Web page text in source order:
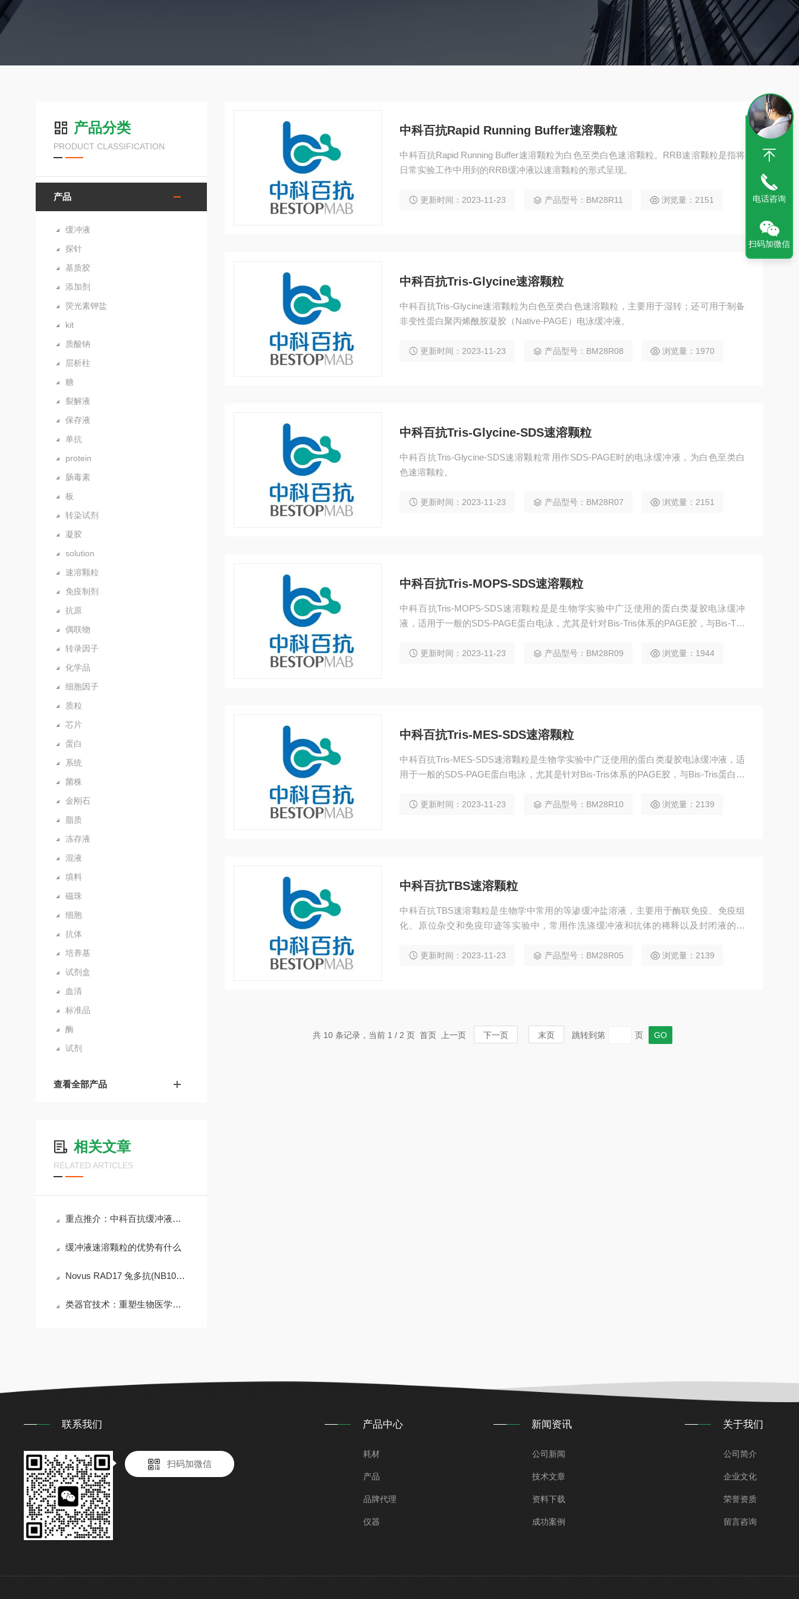
产品分类
PRODUCT CLASSIFICATION
产品
缓冲液
探针
基质胶
添加剂
荧光素钾盐
kit
质酸钠
层析柱
糖
裂解液
保存液
单抗
protein
肠毒素
板
转染试剂
凝胶
solution
速溶颗粒
免疫制剂
抗原
偶联物
转录因子
化学品
细胞因子
质粒
芯片
蛋白
系统
菌株
金刚石
脂质
冻存液
混液
填料
磁珠
细胞
抗体
培养基
试剂盒
血清
标准品
酶
试剂
查看全部产品
相关文章
RELATED ARTICLES
重点推介：中科百抗缓冲液速溶颗粒
缓冲液速溶颗粒的优势有什么
Novus RAD17 兔多抗(NB100-173)现货供应
类器官技术：重塑生物医学研究的“微型器官革命”
中科百抗Rapid Running Buffer速溶颗粒
中科百抗Rapid Running Buffer速溶颗粒为白色至类白色速溶颗粒。RRB速溶颗粒是指将
日常实验工作中用到的RRB缓冲液以速溶颗粒的形式呈现。
更新时间：2023-11-23 产品型号：BM28R11 浏览量：2151
中科百抗Tris-Glycine速溶颗粒
中科百抗Tris-Glycine速溶颗粒为白色至类白色速溶颗粒，主要用于湿转；还可用于制备
非变性蛋白聚丙烯酰胺凝胶（Native-PAGE）电泳缓冲液。
更新时间：2023-11-23 产品型号：BM28R08 浏览量：1970
中科百抗Tris-Glycine-SDS速溶颗粒
中科百抗Tris-Glycine-SDS速溶颗粒常用作SDS-PAGE时的电泳缓冲液，为白色至类白
色速溶颗粒。
更新时间：2023-11-23 产品型号：BM28R07 浏览量：2151
中科百抗Tris-MOPS-SDS速溶颗粒
中科百抗Tris-MOPS-SDS速溶颗粒是是生物学实验中广泛使用的蛋白类凝胶电泳缓冲
液，适用于一般的SDS-PAGE蛋白电泳，尤其是针对Bis-Tris体系的PAGE胶，与Bis-Tris
更新时间：2023-11-23 产品型号：BM28R09 浏览量：1944
中科百抗Tris-MES-SDS速溶颗粒
中科百抗Tris-MES-SDS速溶颗粒是生物学实验中广泛使用的蛋白类凝胶电泳缓冲液，适
用于一般的SDS-PAGE蛋白电泳，尤其是针对Bis-Tris体系的PAGE胶，与Bis-Tris蛋白凝
更新时间：2023-11-23 产品型号：BM28R10 浏览量：2139
中科百抗TBS速溶颗粒
中科百抗TBS速溶颗粒是生物学中常用的等渗缓冲盐溶液，主要用于酶联免疫、免疫组
化、原位杂交和免疫印迹等实验中，常用作洗涤缓冲液和抗体的稀释以及封闭液的配
更新时间：2023-11-23 产品型号：BM28R05 浏览量：2139
共 10 条记录，当前 1 / 2 页 首页 上一页 下一页 末页 跳转到第 页
联系我们
扫码加微信
产品中心
耗材
产品
品牌代理
仪器
新闻资讯
公司新闻
技术文章
资料下载
成功案例
关于我们
公司简介
企业文化
荣誉资质
留言咨询
电话咨询
扫码加微信